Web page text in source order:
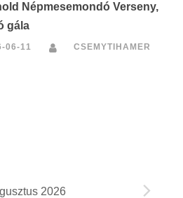
Népmesemondó Verseny,
gála
06-11 CSEMYTIHAMER
2026